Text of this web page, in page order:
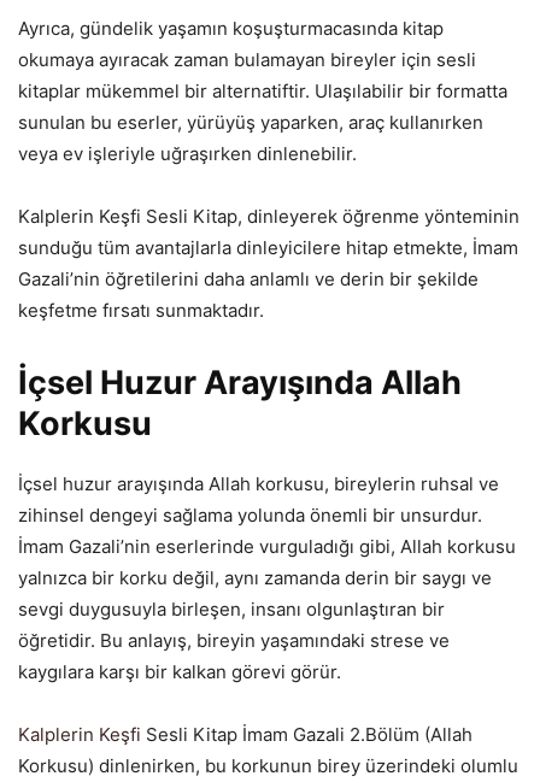
Ayrıca, gündelik yaşamın koşuşturmacasında kitap
okumaya ayıracak zaman bulamayan bireyler için sesli
kitaplar mükemmel bir alternatiftir. Ulaşılabilir bir formatta
sunulan bu eserler, yürüyüş yaparken, araç kullanırken
veya ev işleriyle uğraşırken dinlenebilir.
Kalplerin Keşfi Sesli Kitap, dinleyerek öğrenme yönteminin
sunduğu tüm avantajlarla dinleyicilere hitap etmekte, İmam
Gazali’nin öğretilerini daha anlamlı ve derin bir şekilde
keşfetme fırsatı sunmaktadır.
İçsel Huzur Arayışında Allah
Korkusu
İçsel huzur arayışında Allah korkusu, bireylerin ruhsal ve
zihinsel dengeyi sağlama yolunda önemli bir unsurdur.
İmam Gazali’nin eserlerinde vurguladığı gibi, Allah korkusu
yalnızca bir korku değil, aynı zamanda derin bir saygı ve
sevgi duygusuyla birleşen, insanı olgunlaştıran bir
öğretidir. Bu anlayış, bireyin yaşamındaki strese ve
kaygılara karşı bir kalkan görevi görür.
Kalplerin Keşfi Sesli Kitap İmam Gazali 2.Bölüm (Allah
Korkusu) dinlenirken, bu korkunun birey üzerindeki olumlu